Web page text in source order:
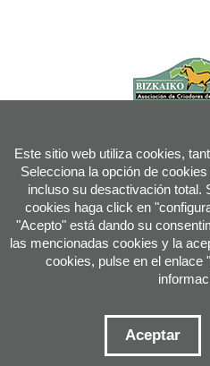
info@
Condiciones de uso -Política de
Este sitio web utiliza cookies,
Selecciona la opción de
incluso su desactivación total.
cookies haga click en
"Acepto" está dando su
las mencionadas cookies y la
cookies, pulse en el enlace "
Aceptar